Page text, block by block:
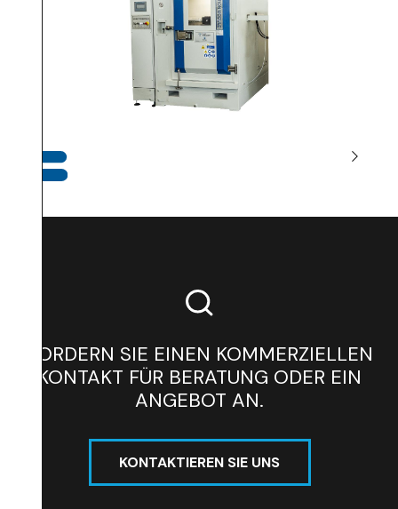
FORDERN SIE EINEN KOMMERZIELLEN
KONTAKT FÜR BERATUNG ODER EIN
ANGEBOT AN.
KONTAKTIEREN SIE UNS